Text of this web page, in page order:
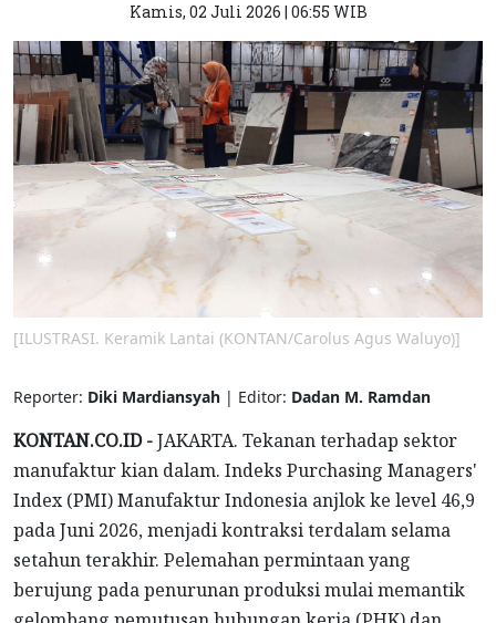
Kamis, 02 Juli 2026 | 06:55 WIB
[ILUSTRASI. Keramik Lantai (KONTAN/Carolus Agus Waluyo)]
Reporter: Diki Mardiansyah | Editor: Dadan M. Ramdan
KONTAN.CO.ID -JAKARTA. Tekanan terhadap sektor
manufaktur kian dalam. Indeks Purchasing Managers'
Index (PMI) Manufaktur Indonesia anjlok ke level 46,9
pada Juni 2026, menjadi kontraksi terdalam selama
setahun terakhir. Pelemahan permintaan yang
berujung pada penurunan produksi mulai memantik